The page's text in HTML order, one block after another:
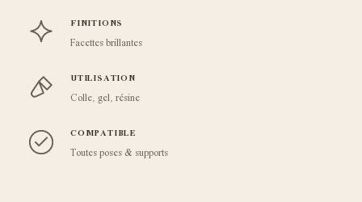
FINITIONS
Facettes brillantes
UTILISATION
Colle, gel, résine
COMPATIBLE
Toutes poses & supports